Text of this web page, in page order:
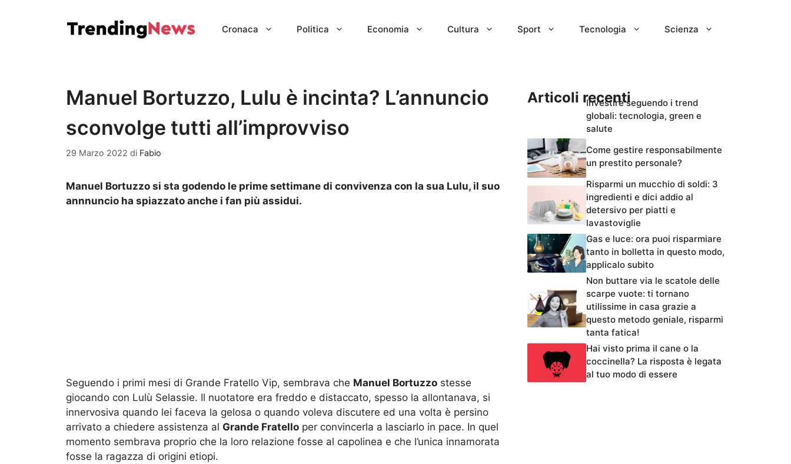
Cronaca Politica Economia Cultura Sport Tecnologia Scienza
Manuel Bortuzzo, Lulu è incinta? L’annuncio
sconvolge tutti all’improvviso
29 Marzo 2022 di Fabio
Manuel Bortuzzo si sta godendo le prime settimane di convivenza con la sua Lulu, il suo
annnuncio ha spiazzato anche i fan più assidui.
Seguendo i primi mesi di Grande Fratello Vip, sembrava che Manuel Bortuzzo stesse
giocando con Lulù Selassie. Il nuotatore era freddo e distaccato, spesso la allontanava, si
innervosiva quando lei faceva la gelosa o quando voleva discutere ed una volta è persino
arrivato a chiedere assistenza al Grande Fratello per convincerla a lasciarlo in pace. In quel
momento sembrava proprio che la loro relazione fosse al capolinea e che l’unica innamorata
fosse la ragazza di origini etiopi.
Articoli recentiInvestire seguendo i trend
globali: tecnologia, green e
salute
Come gestire responsabilmente
un prestito personale?
Risparmi un mucchio di soldi: 3
ingredienti e dici addio al
detersivo per piatti e
lavastoviglie
Gas e luce: ora puoi risparmiare
tanto in bolletta in questo modo,
applicalo subito
Non buttare via le scatole delle
scarpe vuote: ti tornano
utilissime in casa grazie a
questo metodo geniale, risparmi
tanta fatica!
Hai visto prima il cane o la
coccinella? La risposta è legata
al tuo modo di essere